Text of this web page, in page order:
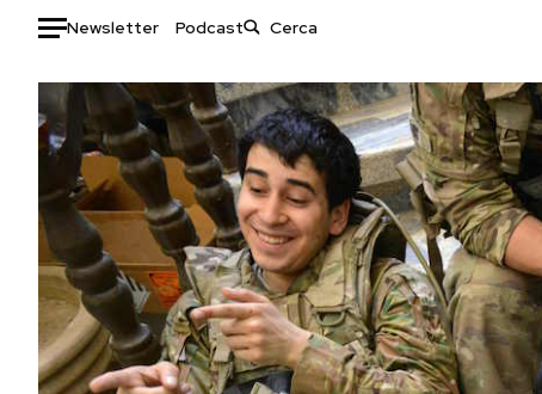
Newsletter Podcast
Auto
HOME
Italia
Mondo
Politica
Tecnologia
Internet
Scienza
Moda
Libri
Consumismi
Storie/Idee
Ok Boomer!
Media